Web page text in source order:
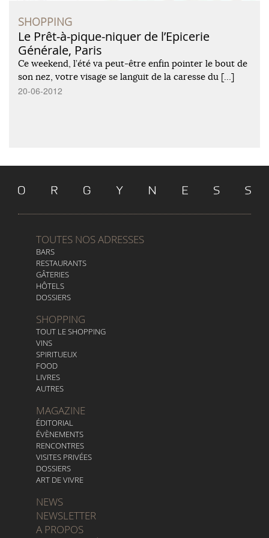
SHOPPING
Le Prêt-à-pique-niquer de l’Epicerie
Générale, Paris
Ce weekend, l’été va peut-être enfin pointer le bout de
son nez, votre visage se languit de la caresse du […]
20-06-2012
TOUTES NOS ADRESSES
BARS
RESTAURANTS
GÂTERIES
HÔTELS
DOSSIERS
SHOPPING
TOUT LE SHOPPING
VINS
SPIRITUEUX
FOOD
LIVRES
AUTRES
MAGAZINE
ÉDITORIAL
ÉVÈNEMENTS
RENCONTRES
VISITES PRIVÉES
DOSSIERS
ART DE VIVRE
NEWS
NEWSLETTER
A PROPOS